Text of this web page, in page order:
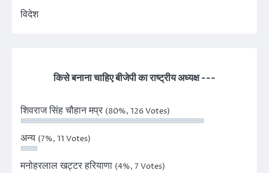
विदेश
किसे बनाना चाहिए बीजेपी का राष्ट्रीय अध्यक्ष ---
शिवराज सिंह चौहान मप्र (80%, 126 Votes)
अन्य (7%, 11 Votes)
मनोहरलाल खट्टर हरियाणा (4%, 7 Votes)